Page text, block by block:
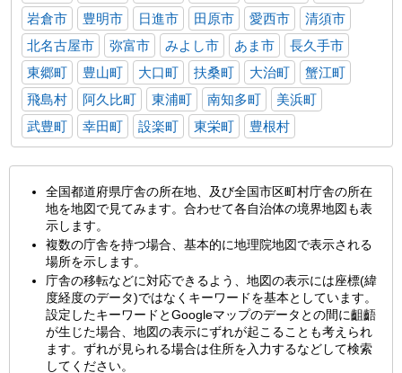
岩倉市
豊明市 日進市 田原市 愛西市
清須市
北名古屋市
弥富市 みよし市 あま市
長久手市
東郷町
豊山町 大口町 扶桑町 大治町
蟹江町
飛島村
阿久比町 東浦町 南知多町
美浜町
武豊町
幸田町 設楽町 東栄町 豊根村
全国都道府県庁舎の所在地、及び全国市区町村庁舎の所在
地を地図で見てみます。合わせて各自治体の境界地図も表
示します。
複数の庁舎を持つ場合、基本的に地理院地図で表示される
場所を示します。
庁舎の移転などに対応できるよう、地図の表示には座標(緯
度経度のデータ)ではなくキーワードを基本としています。
設定したキーワードとGoogleマップのデータとの間に齟齬
が生じた場合、地図の表示にずれが起こることも考えられ
ます。ずれが見られる場合は住所を入力するなどして検索
してください。